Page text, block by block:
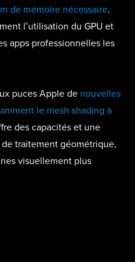
de mémoire nécessaire.
l’utilisation du GPU et
apps professionnelles les
puces Apple de nouvelles
le mesh shading à
des capacités et une
traitement géométrique,
visuellement plus